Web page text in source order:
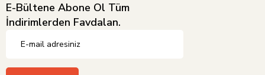
E-Bültene Abone Ol Tüm
İndirimlerden Favdalan.